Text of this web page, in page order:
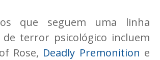
que seguem uma linha
de terror psicológico incluem
Rose, Deadly Premonition e